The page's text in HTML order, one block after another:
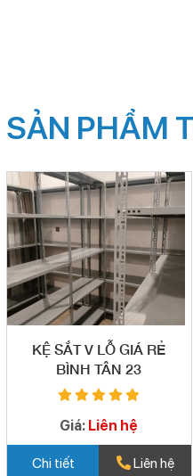
SẢN PHẨM
KỆ SẮT V LỖ GIÁ RẺ
BÌNH TÂN 23
Giá: Liên hệ
Chi tiết Liên hệ